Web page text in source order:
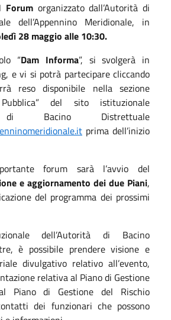
Forumorganizzato dall’Autorità di
dell’Appennino Meridionale, in
28 maggio alle 10:30.
“Dam Informa”, si svolgerà in
e vi si potrà partecipare cliccando
reso disponibile nella sezione
Pubblica” del sito istituzionale
di Bacino Distrettuale
prima dell’inizio
forum sarà l’avvio del
e aggiornamento dei due Piani,
del programma dei prossimi
dell’Autorità di Bacino
è possibile prendere visione e
divulgativo relativo all’evento,
relativa al Piano di Gestione
Piano di Gestione del Rischio
dei funzionari che possono